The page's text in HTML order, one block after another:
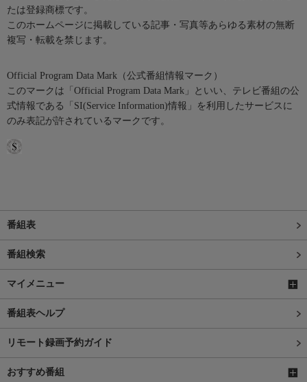
たは登録商標です。
このホームページに掲載している記事・写真等あらゆる素材の無断
複写・転載を禁じます。
Official Program Data Mark（公式番組情報マーク）
このマークは「Official Program Data Mark」といい、テレビ番組の公
式情報である「SI(Service Information)情報」を利用したサービスに
のみ表記が許されているマークです。
番組表
番組検索
マイメニュー
番組表ヘルプ
リモート録画予約ガイド
おすすめ番組